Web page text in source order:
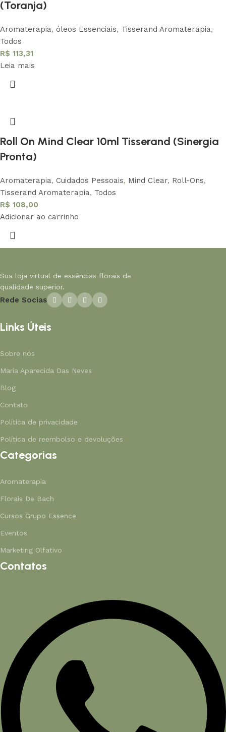
(Toranja)
Aromaterapia, óleos Essenciais, Tisserand Aromaterapia,
Todos
R$ 113,31
Leia mais
Roll On Mind Clear 10ml Tisserand (Sinergia
Pronta)
Aromaterapia, Cuidados Pessoais, Mind Clear, Roll-Ons,
Tisserand Aromaterapia, Todos
R$ 108,00
Adicionar ao carrinho
Sua loja virtual de essências florais de
qualidade superior.
Rede Socias
Links Úteis
Sobre nós
Maria Aparecida Das Neves
Blog
Contato
Política de privacidade
Política de reembolso e devoluções
Categorias
Aromaterapia
Florais De Bach
Cursos Grupo Essence
Eventos
Marketing Olfativo
Contatos